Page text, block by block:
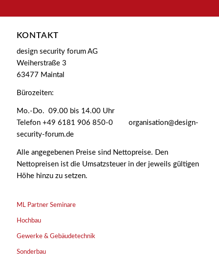
KONTAKT
design security forum AG
Weiherstraße 3
63477 Maintal
Bürozeiten:
Mo.-Do. 09.00 bis 14.00 Uhr
Telefon +49 6181 906 850-0 organisation@design-
security-forum.de
Alle angegebenen Preise sind Nettopreise. Den
Nettopreisen ist die Umsatzsteuer in der jeweils gültigen
Höhe hinzu zu setzen.
ML Partner Seminare
Hochbau
Gewerke & Gebäudetechnik
Sonderbau